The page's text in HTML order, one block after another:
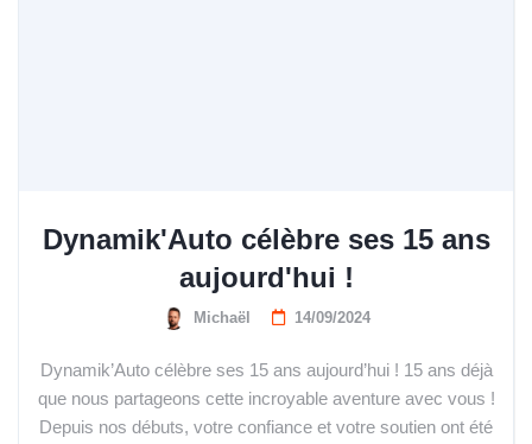
Dynamik'Auto célèbre ses 15 ans
aujourd'hui !
Michaël 14/09/2024
Dynamik’Auto célèbre ses 15 ans aujourd’hui ! 15 ans déjà
que nous partageons cette incroyable aventure avec vous !
Depuis nos débuts, votre confiance et votre soutien ont été